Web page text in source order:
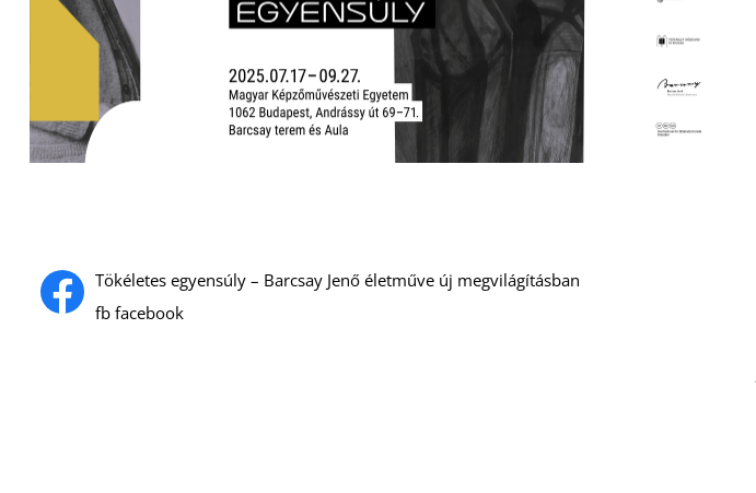
Tökéletes egyensúly – Barcsay Jenő életműve új megvilágításban
fb facebook